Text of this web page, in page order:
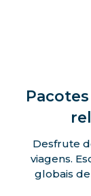
Desfrute
viagens.
globais